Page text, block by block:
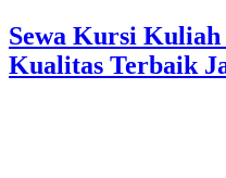
Sewa Kursi
Kualitas Terbaik